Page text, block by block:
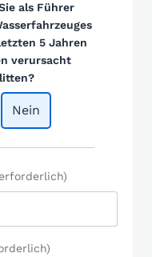
als Führer
5 Jahren
verursacht
Nein